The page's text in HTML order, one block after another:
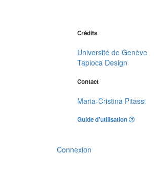
Crédits
Université de Genève
Tapioca Design
Contact
Maria-Cristina Pitassi
Guide d'utilisation
Connexion